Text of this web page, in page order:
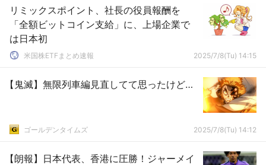
リミックスポイント、社長の役員報酬を
「全額ビットコイン支給」に、上場企業で
は日本初
米国株ETFまとめ速報 2025/7/8(Tu) 14:15
【鬼滅】無限列車編見直してて思ったけど…
ゴールデンタイムズ 2025/7/8(Tu) 14:12
【朗報】日本代表、香港に圧勝！ジャーメイ